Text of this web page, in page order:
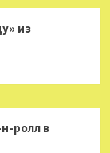
из
ролл в